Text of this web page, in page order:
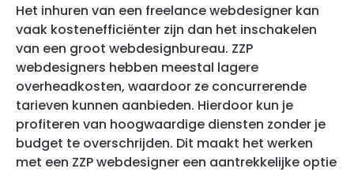
Het inhuren van een freelance webdesigner kan
vaak kostenefficiënter zijn dan het inschakelen
van een groot webdesignbureau. ZZP
webdesigners hebben meestal lagere
overheadkosten, waardoor ze concurrerende
tarieven kunnen aanbieden. Hierdoor kun je
profiteren van hoogwaardige diensten zonder je
budget te overschrijden. Dit maakt het werken
met een ZZP webdesigner een aantrekkelijke optie